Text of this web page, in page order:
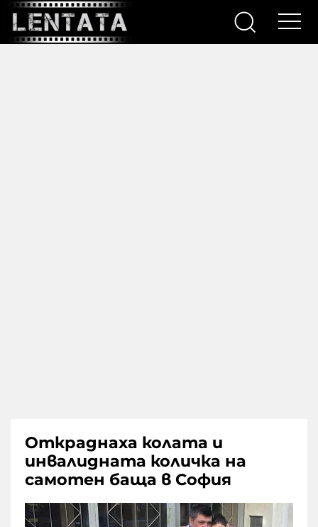
Откраднаха колата и
инвалидната количка на
самотен баща в София